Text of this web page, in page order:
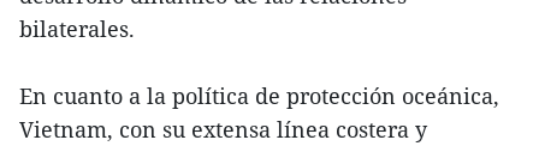
bilaterales.
En cuanto a la política de protección oceánica,
Vietnam, con su extensa línea costera y